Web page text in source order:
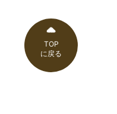
TOP
に戻る